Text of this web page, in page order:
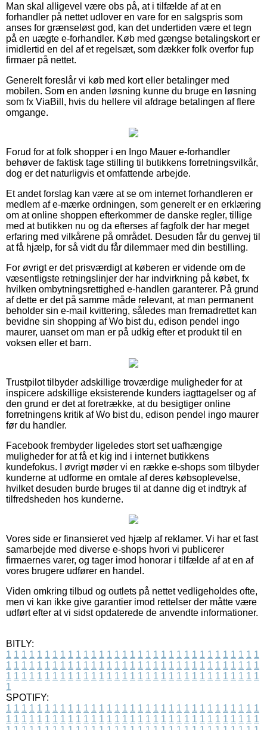
Man skal alligevel være obs på, at i tilfælde af at en
forhandler på nettet udlover en vare for en salgspris som
anses for grænseløst god, kan det undertiden være et tegn
på en uægte e-forhandler. Køb med gængse betalingskort er
imidlertid en del af et regelsæt, som dækker folk overfor fup
firmaer på nettet.
Generelt foreslår vi køb med kort eller betalinger med
mobilen. Som en anden løsning kunne du bruge en løsning
som fx ViaBill, hvis du hellere vil afdrage betalingen af flere
omgange.
Forud for at folk shopper i en Ingo Mauer e-forhandler
behøver de faktisk tage stilling til butikkens forretningsvilkår,
dog er det naturligvis et omfattende arbejde.
Et andet forslag kan være at se om internet forhandleren er
medlem af e-mærke ordningen, som generelt er en erklæring
om at online shoppen efterkommer de danske regler, tillige
med at butikken nu og da efterses af fagfolk der har meget
erfaring med vilkårene på området. Desuden får du genvej til
at få hjælp, for så vidt du får dilemmaer med din bestilling.
For øvrigt er det prisværdigt at køberen er vidende om de
væsentligste retningslinjer der har indvirkning på købet, fx
hvilken ombytningsrettighed e-handlen garanterer. På grund
af dette er det på samme måde relevant, at man permanent
beholder sin e-mail kvittering, således man fremadrettet kan
bevidne sin shopping af Wo bist du, edison pendel ingo
maurer, uanset om man er på udkig efter et produkt til en
voksen eller et barn.
Trustpilot tilbyder adskillige troværdige muligheder for at
inspicere adskillige eksisterende kunders iagttagelser og af
den grund er det at foretrække, at du besigtiger online
forretningens kritik af Wo bist du, edison pendel ingo maurer
før du handler.
Facebook frembyder ligeledes stort set uafhængige
muligheder for at få et kig ind i internet butikkens
kundefokus. I øvrigt møder vi en række e-shops som tilbyder
kunderne at udforme en omtale af deres købsoplevelse,
hvilket desuden burde bruges til at danne dig et indtryk af
tilfredsheden hos kunderne.
Vores side er finansieret ved hjælp af reklamer. Vi har et fast
samarbejde med diverse e-shops hvori vi publicerer
firmaernes varer, og tager imod honorar i tilfælde af at en af
vores brugere udfører en handel.
Viden omkring tilbud og outlets på nettet vedligeholdes ofte,
men vi kan ikke give garantier imod rettelser der måtte være
udført efter at vi sidst opdaterede de anvendte informationer.
BITLY:
1 1 1 1 1 1 1 1 1 1 1 1 1 1 1 1 1 1 1 1 1 1 1 1 1 1 1 1 1 1 1 1 1
1 1 1 1 1 1 1 1 1 1 1 1 1 1 1 1 1 1 1 1 1 1 1 1 1 1 1 1 1 1 1 1 1
1 1 1 1 1 1 1 1 1 1 1 1 1 1 1 1 1 1 1 1 1 1 1 1 1 1 1 1 1 1 1 1 1
1
SPOTIFY:
1 1 1 1 1 1 1 1 1 1 1 1 1 1 1 1 1 1 1 1 1 1 1 1 1 1 1 1 1 1 1 1 1
1 1 1 1 1 1 1 1 1 1 1 1 1 1 1 1 1 1 1 1 1 1 1 1 1 1 1 1 1 1 1 1 1